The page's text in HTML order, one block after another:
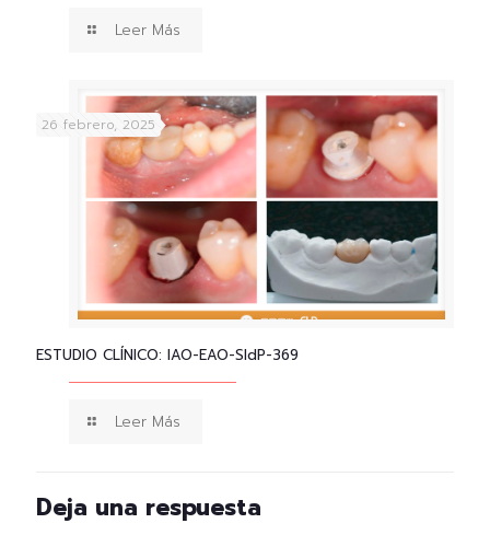
Leer Más
26 febrero, 2025
ESTUDIO CLÍNICO: IAO-EAO-SIdP-369
Leer Más
Deja una respuesta